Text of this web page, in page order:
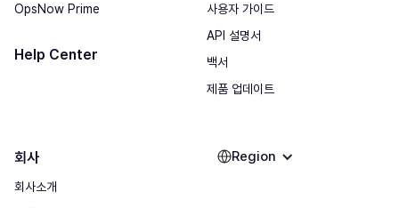
OpsNow Prime
Help Center
사용자 가이드
API 설명서
백서
제품 업데이트
회사
회사소개
Region